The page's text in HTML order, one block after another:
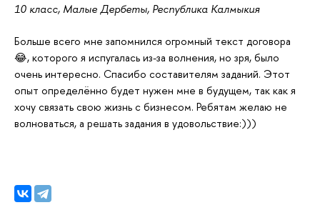
10 класс, Малые Дербеты, Республика Калмыкия
Больше всего мне запомнился огромный текст договора
😂, которого я испугалась из-за волнения, но зря, было
очень интересно. Спасибо составителям заданий. Этот
опыт определённо будет нужен мне в будущем, так как я
хочу связать свою жизнь с бизнесом. Ребятам желаю не
волноваться, а решать задания в удовольствие:)))